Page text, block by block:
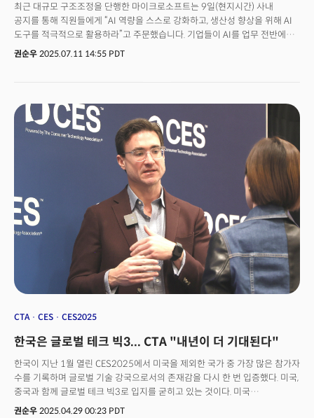
최근 대규모 구조조정을 단행한 마이크로소프트는 9일(현지시간) 사내
공지를 통해 직원들에게 “AI 역량을 스스로 강화하고, 생산성 향상을 위해 AI
도구를 적극적으로 활용하라”고 주문했습니다. 기업들이 AI를 업무 전반에
본격 도입함에 따라 화이트칼라 노동 환경이 얼마나 빠르게 재편되고
중심 디바이스로서의 위치를 유지할 것”이라고 밝히면서도, 향후
인터페이스는 음성 입력이나 실시간 카메라 인식 등 AI 기반의 자연스러운
상호작용을 중심으로 진화할 것이라고 강조했습니다. 그러나 이러한 전략적
방향성에도 해결해야 할 근본적인 질문들이 존재합니다.특히 악시오스(Axios)
는 "삼성의 향후 AI 전략이 명확해지기 위해서는 어떤 AI 기능을 독자적으로
제공할 것인지, 그리고 언제까지 구글·퀄컴과 같은 기술 파트너에 의존할
것인지에 대한 답이 필요하다"고 지적했습니다. 이제 AI는단순히 생산성을
높이는 기술을 넘어, 고객 경험을 어떻게 확장하고, 어떤 방식으로 새로운
시장을 창출할 것인가에 대한 본질적인 질문을 던지고 있습니다.이러한
변화는 2026년 1월 개최될 CES에서 보다 구체적으로 드러날 가능성이
큽니다.현재 글로벌 테크 산업에서 주목받고 있는 주요 키워드는 ▲AI
에이전트 ▲물리 AI(Physical AI) ▲휴머노이드를 활용한 지능형
자동화 등으로 요약됩니다.
권순우 2025.07.11 14:55 PDT
CTA CES CES2025
한국은 글로벌 테크 빅3... CTA "내년이 더 기대된다"
한국이 지난 1월 열린 CES2025에서 미국을 제외한 국가 중 가장 많은 참가자
수를 기록하며 글로벌 기술 강국으로서의 존재감을 다시 한 번 입증했다. 미국,
중국과 함께 글로벌 테크 빅3로 입지를 굳히고 있는 것이다. 미국
소비자기술협회(CTA)가 최근 발표한 'CES2025 참석자 감사 보고서
권순우 2025.04.29 00:23 PDT